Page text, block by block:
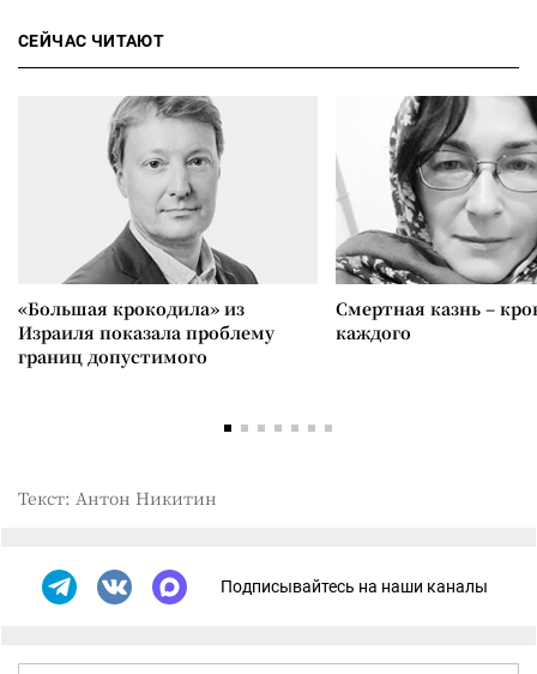
СЕЙЧАС ЧИТАЮТ
«Большая крокодила» из
Израиля показала проблему
границ допустимого
Смертная казнь –
каждого
Текст: Антон Никитин
Подписывайтесь на наши каналы